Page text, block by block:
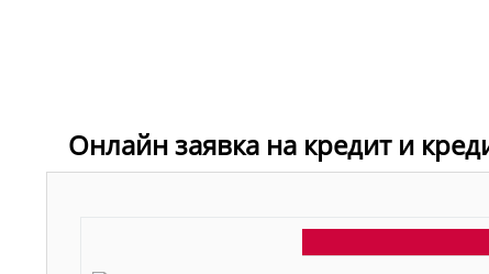
Онлайн заявка на кредит и